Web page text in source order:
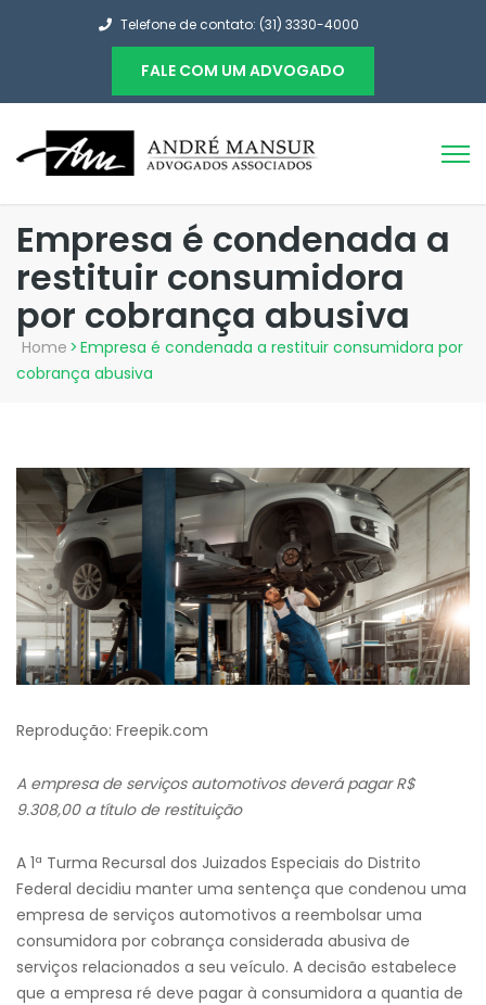
Telefone de contato: (31) 3330-4000
FALE COM UM ADVOGADO
Empresa é condenada a
restituir consumidora
por cobrança abusiva
Home > Empresa é condenada a restituir consumidora por
cobrança abusiva
Reprodução: Freepik.com
A empresa de serviços automotivos deverá pagar R$
9.308,00 a título de restituição
A 1ª Turma Recursal dos Juizados Especiais do Distrito
Federal decidiu manter uma sentença que condenou uma
empresa de serviços automotivos a reembolsar uma
consumidora por cobrança considerada abusiva de
serviços relacionados a seu veículo. A decisão estabelece
que a empresa ré deve pagar à consumidora a quantia de